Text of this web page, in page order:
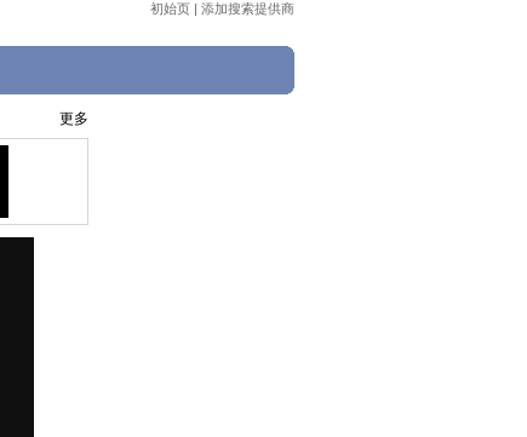
初始页 | 添加搜索提供商
更多